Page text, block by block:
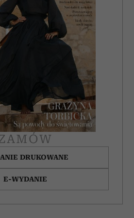
i analitycznym.
te informacje z innymi danymi
lub uzyskanymi podczas
DRUKOWANE
E-WYDANIE